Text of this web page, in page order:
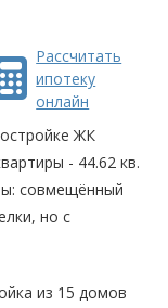
Рассчитать
ипотеку
онлайн
ЖК
- 44.62 кв.
совмещённый
но с
из 15 домов